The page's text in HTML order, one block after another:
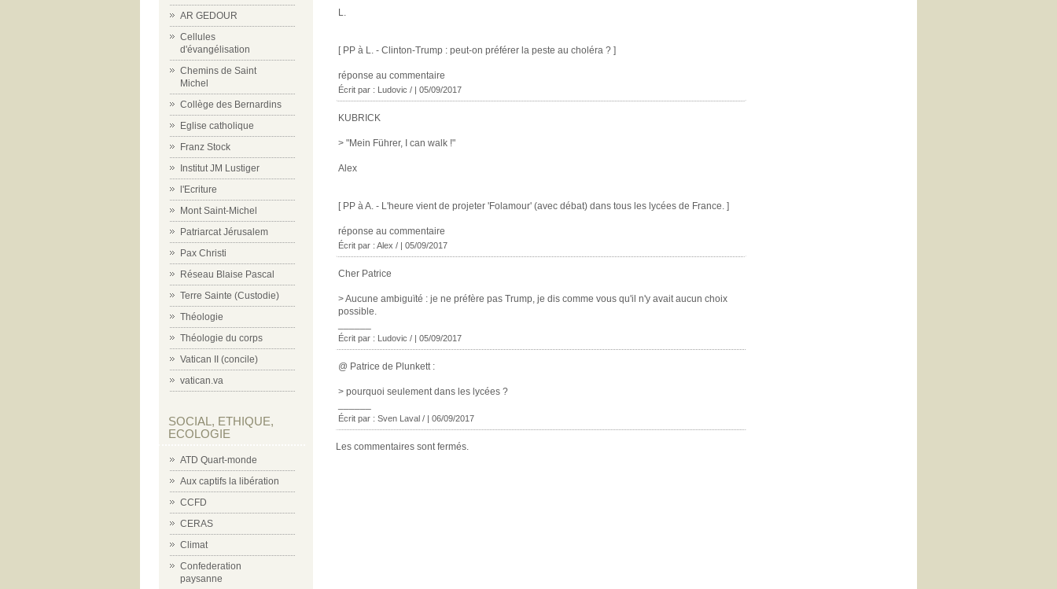
AR GEDOUR
Cellules
d'évangélisation
Chemins de Saint
Michel
Collège des Bernardins
Eglise catholique
Franz Stock
Institut JM Lustiger
l'Ecriture
Mont Saint-Michel
Patriarcat Jérusalem
Pax Christi
Réseau Blaise Pascal
Terre Sainte (Custodie)
Théologie
Théologie du corps
Vatican II (concile)
vatican.va
SOCIAL, ETHIQUE,
ECOLOGIE
ATD Quart-monde
Aux captifs la libération
CCFD
CERAS
Climat
Confederation
paysanne
L.
[ PP à L. - Clinton-Trump : peut-on préférer la peste au choléra ? ]
réponse au commentaire
Écrit par : Ludovic / | 05/09/2017
KUBRICK
> "Mein Führer, I can walk !"
Alex
[ PP à A. - L'heure vient de projeter 'Folamour' (avec débat) dans tous les lycées de France. ]
réponse au commentaire
Écrit par : Alex / | 05/09/2017
Cher Patrice
> Aucune ambiguïté : je ne préfère pas Trump, je dis comme vous qu'il n'y avait aucun choix
possible.
Écrit par : Ludovic / | 05/09/2017
@ Patrice de Plunkett :
> pourquoi seulement dans les lycées ?
Écrit par : Sven Laval / | 06/09/2017
Les commentaires sont fermés.